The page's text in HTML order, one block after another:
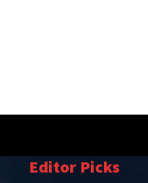
Editor Picks